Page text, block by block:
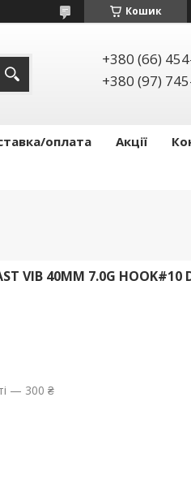
Кошик
+380 (66)
+380 (97)
оплата Акції
VIB 40MM 7.0G HOOK#10
— 300 ₴